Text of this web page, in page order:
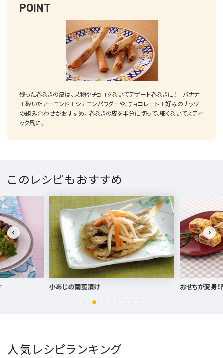
POINT
残った春巻きの皮は、果物やチョコを巻いてデザート春巻きに！ バナナ
＋砕いたアーモンド＋シナモンパウダーや、チョコレート＋好みのナッツ
の組み合わせがおすすめ。春巻きの皮を半分に切って、細く巻いてスティ
ック風に。
このレシピもおすすめ
おせちが変身！簡単おつまみ かきのオイル
人気レシピランキング